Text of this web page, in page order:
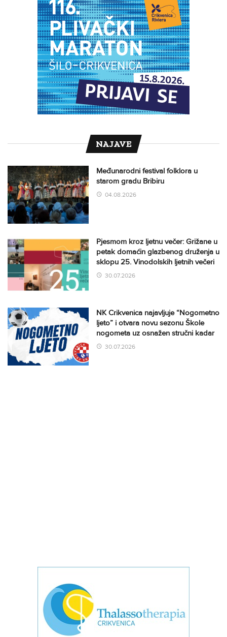
NAJAVE
Međunarodni festival folklora u
starom gradu Bribiru
04.08.2026
Pjesmom kroz ljetnu večer: Grižane u
petak domaćin glazbenog druženja u
sklopu 25. Vinodolskih ljetnih večeri
30.07.2026
NK Crikvenica najavljuje “Nogometno
ljeto” i otvara novu sezonu Škole
nogometa uz osnažen stručni kadar
30.07.2026